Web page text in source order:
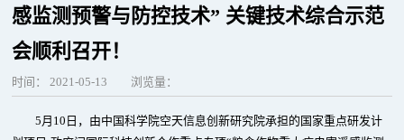
感监测预警与防控技术” 关键技术综合示范
会顺利召开！
时间： 2021-05-13 浏览量：
5月10日，由中国科学院空天信息创新研究院承担的国家重点研发计